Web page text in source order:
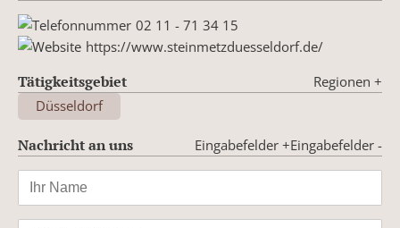
02 11 - 71 34 15
https://www.steinmetzduesseldorf.de/
Tätigkeitsgebiet Regionen +
Düsseldorf
Nachricht an uns Eingabefelder -
Eingabefelder +